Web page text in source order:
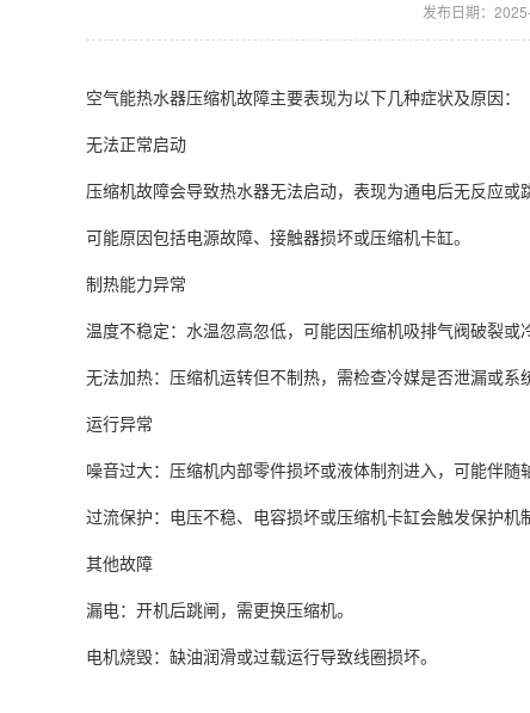
发布日期：
空气能热水器压缩机故障主要表现为以下几种症状及原因：
无法正常启动
压缩机故障会导致热水器无法启动，表现为通电后无反应或
可能原因包括电源故障、接触器损坏或压缩机卡缸‌。
制热能力异常
温度不稳定‌：水温忽高忽低，可能因压缩机吸排气阀破裂或
无法加热‌：压缩机运转但不制热，需检查冷媒是否泄漏或系
运行异常
噪音过大‌：压缩机内部零件损坏或液体制剂进入，可能伴随
过流保护‌：电压不稳、电容损坏或压缩机卡缸会触发保护机
其他故障
漏电‌：开机后跳闸，需更换压缩机‌。
电机烧毁‌：缺油润滑或过载运行导致线圈损坏。